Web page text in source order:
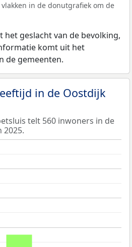
in de donutgrafiek om de
geslacht van de bevolking,
komt uit het
de gemeenten.
in de Oostdijk
telt 560 inwoners in de
2025.